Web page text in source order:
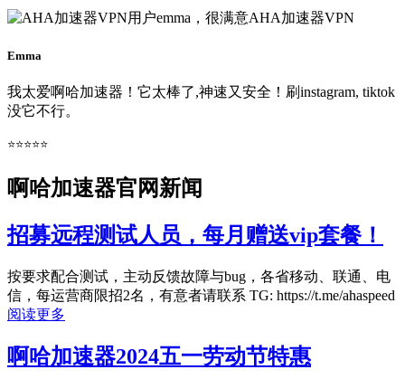
Emma
我太爱啊哈加速器！它太棒了,神速又安全！刷instagram, tiktok
没它不行。
⭐⭐⭐⭐⭐
啊哈加速器官网新闻
招募远程测试人员，每月赠送vip套餐！
按要求配合测试，主动反馈故障与bug，各省移动、联通、电
信，每运营商限招2名，有意者请联系 TG: https://t.me/ahaspeed
阅读更多
啊哈加速器2024五一劳动节特惠